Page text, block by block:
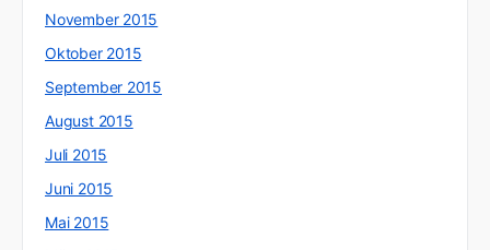
November 2015
Oktober 2015
September 2015
August 2015
Juli 2015
Juni 2015
Mai 2015